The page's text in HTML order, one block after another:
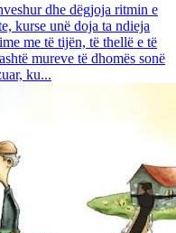
dhe dëgjoja ritmin e
kurse unë doja ta ndieja
me të tijën, të thellë e të
mureve të dhomës sonë
ku...